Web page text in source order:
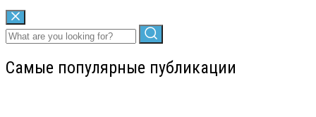
Самые популярные публикации